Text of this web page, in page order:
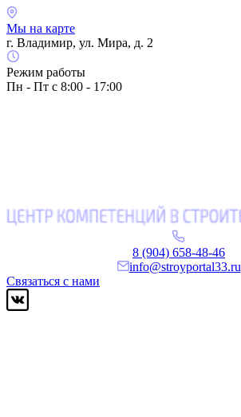
Мы на карте
г. Владимир, ул. Мира, д. 2
Режим работы
Пн - Пт с 8:00 - 17:00
8 (904) 658-48-46
info@stroyportal33.ru
Связаться с нами